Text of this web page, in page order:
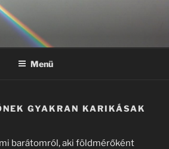
Menü
GYAKRAN KARIKÁSAK
barátomról, aki földmérőként